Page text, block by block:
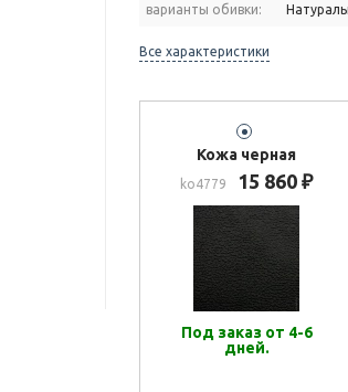
варианты обивки:
Все характеристики
Кожа черная
ko4779 15 860 ₽
Под заказ от 4-6
дней.